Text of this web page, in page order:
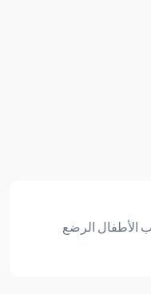
الأطفال الرضع